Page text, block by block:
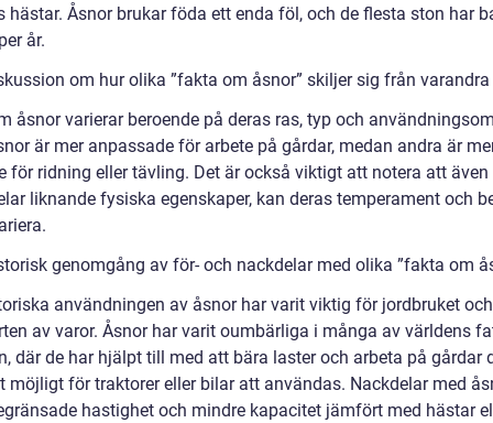
hästar. Åsnor brukar föda ett enda föl, och de flesta ston har
år.
om hur olika ”fakta om åsnor” skiljer sig från varandra
åsnor varierar beroende på deras ras, typ och
är mer anpassade för arbete på gårdar, medan andra är
för ridning eller tävling. Det är också viktigt att notera att även
liknande fysiska egenskaper, kan deras temperament och
genomgång av för- och nackdelar med olika ”fakta om
användningen av åsnor har varit viktig för jordbruket och
av varor. Åsnor har varit oumbärliga i många av världens
där de har hjälpt till med att bära laster och arbeta på gårdar
möjligt för traktorer eller bilar att användas. Nackdelar med
hastighet och mindre kapacitet jämfört med hästar